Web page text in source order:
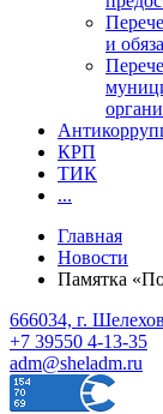
и
КРП
ТИК
...
Главная
Новости
Памятка
666034, г.
+7 39550 4-13-35
adm@sheladm.ru